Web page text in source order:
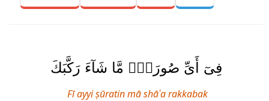
فِىٓ أَىِّ صُورَةٍۢ مَّا شَآءَ رَكَّبَكَ
Fī ayyi ṣūratin mā shāʾa rakkabak